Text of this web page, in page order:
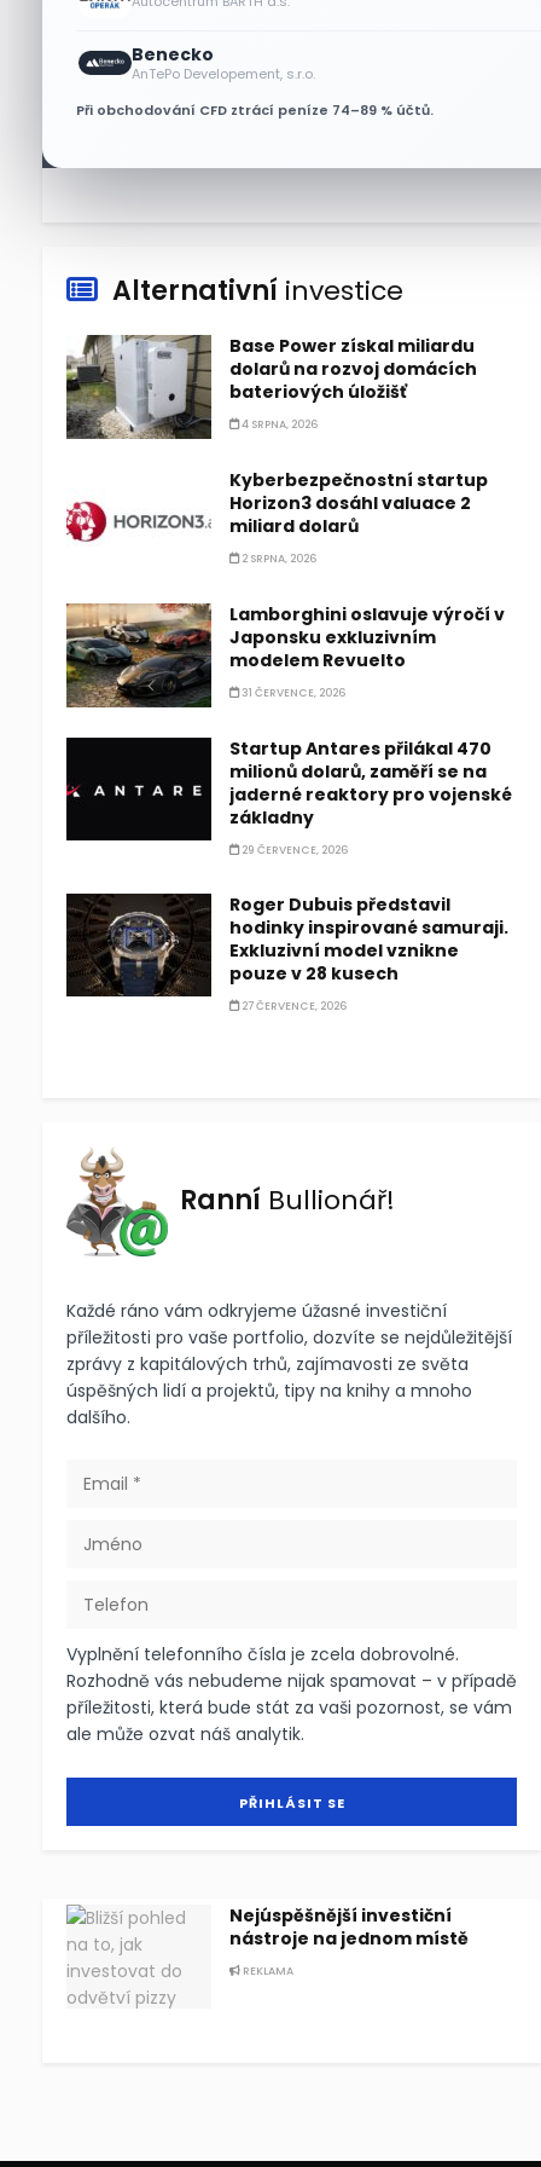
Benecko
AnTePo Developement, s.r.o.
Při obchodování CFD ztrácí peníze 74–89 % účtů.
Micron posílil o 7,6 % a zvýšil
podíl na trhu DRAM
Alternativní investice
Base Power získal miliardu
dolarů na rozvoj domácích
bateriových úložišť
4 SRPNA, 2026
Kyberbezpečnostní startup
Horizon3 dosáhl valuace 2
miliard dolarů
2 SRPNA, 2026
Lamborghini oslavuje výročí v
Japonsku exkluzivním
modelem Revuelto
31 ČERVENCE, 2026
Startup Antares přilákal 470
milionů dolarů, zaměří se na
jaderné reaktory pro vojenské
základny
29 ČERVENCE, 2026
Roger Dubuis představil
hodinky inspirované samuraji.
Exkluzivní model vznikne
pouze v 28 kusech
27 ČERVENCE, 2026
Ranní Bullionář!
Každé ráno vám odkryjeme úžasné investiční
příležitosti pro vaše portfolio, dozvíte se nejdůležitější
zprávy z kapitálových trhů, zajímavosti ze světa
úspěšných lidí a projektů, tipy na knihy a mnoho
dalšího.
Vyplnění telefonního čísla je zcela dobrovolné.
Rozhodně vás nebudeme nijak spamovat – v případě
příležitosti, která bude stát za vaši pozornost, se vám
ale může ozvat náš analytik.
Nejúspěšnější investiční
nástroje na jednom místě
REKLAMA